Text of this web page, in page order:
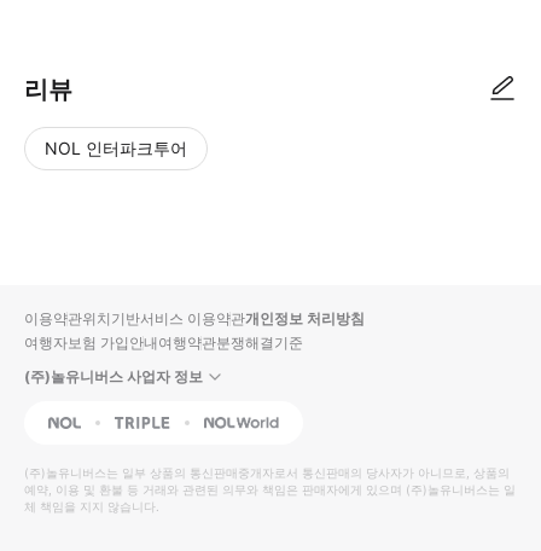
리뷰
NOL 인터파크투어
입니
다.
높
은
순
동
영
상
순
상
이용약관위치기반서비스 이용약관개인정보 처리방침
여행자보험 가입안내여행약관분쟁해결기준
(주)놀유니버스 사업자 정보
NOL Triple Interpark Global
(주)놀유니버스는 일부 상품의 통신판매중개자로서 통신판매의 당사자가 아니므로, 상품의
예약, 이용 및 환불 등 거래와 관련된 의무와 책임은 판매자에게 있으며 (주)놀유니버스는 일
체 책임을 지지 않습니다.